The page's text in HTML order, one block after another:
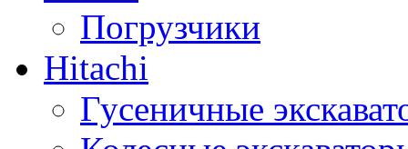
Погрузчики
Hitachi
Гусеничные